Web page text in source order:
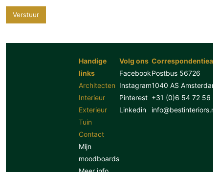
Verstuur
Handige
links
Architecten
Interieur
Exterieur
Tuin
Contact
Mijn
moodboards
Volg ons
Facebook
Instagram
Pinterest
Linkedin
Postbus 56726
1040 AS Amsterdam
+31 (0)6 54 72 56
info@bestinteriors.nl